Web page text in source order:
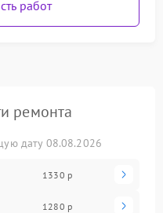
работ
ремонта
дату 08.08.2026
1330 р
1280 р